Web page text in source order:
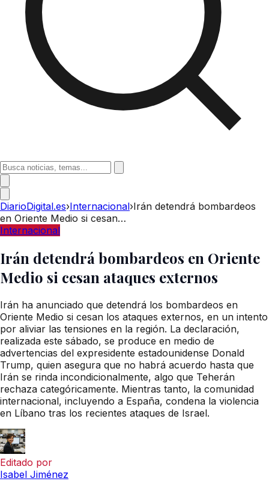
DiarioDigital.es›Internacional›Irán detendrá bombardeos
en Oriente Medio si cesan…
Internacional
Irán detendrá bombardeos en Oriente
Medio si cesan ataques externos
Irán ha anunciado que detendrá los bombardeos en
Oriente Medio si cesan los ataques externos, en un intento
por aliviar las tensiones en la región. La declaración,
realizada este sábado, se produce en medio de
advertencias del expresidente estadounidense Donald
Trump, quien asegura que no habrá acuerdo hasta que
Irán se rinda incondicionalmente, algo que Teherán
rechaza categóricamente. Mientras tanto, la comunidad
internacional, incluyendo a España, condena la violencia
en Líbano tras los recientes ataques de Israel.
Editado por
Isabel Jiménez